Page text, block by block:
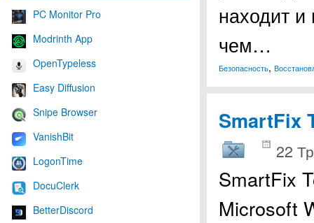
PC Monitor Pro
Modrinth App
OpenTypeless
Easy Diffusion
Snipe Browser
VanishBit
LogonTime
DocuClerk
BetterDiscord
находит
чем…
Безопасность,
SmartFix
22
SmartFix
Microsoft